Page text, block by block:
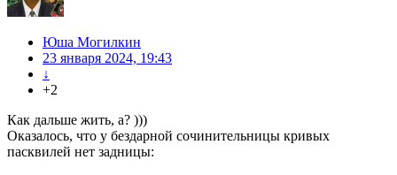
Юша Могилкин
23 января 2024, 19:43
↓
+2
Как дальше жить, а? )))
Оказалось, что у бездарной сочинительницы кривых
пасквилей нет задницы: